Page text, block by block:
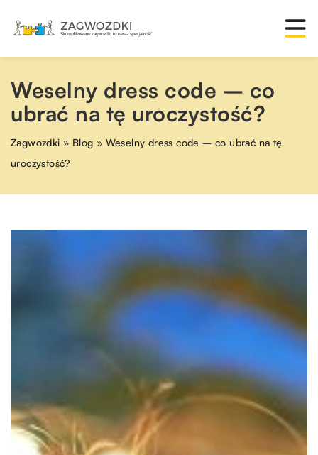
Weselny dress code – co
ubrać na tę uroczystość?
Zagwozdki » Blog » Weselny dress code – co ubrać na tę
uroczystość?